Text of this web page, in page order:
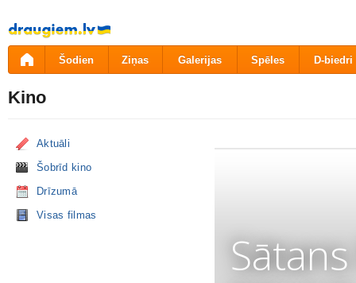
Pāriet
uz
saturu
Šodien Ziņas Galerijas Spēles D-biedri
Kino
Aktuāli
Šobrīd kino
Drīzumā
Visas filmas